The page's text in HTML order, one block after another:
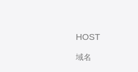
HOST
域名